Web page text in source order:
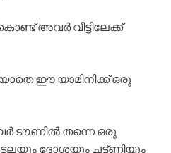
അവർ വീട്ടിലേക്ക്
ഈ യാമിനിക്ക് ഒരു
ടൗണിൽ തന്നെ ഒരു
ദോശയും ചട്ട്ണിയും